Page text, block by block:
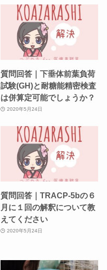
質問回答｜下垂体前葉負荷
試験(GH)と耐糖能精密検査
は併算定可能でしょうか？
2020年5月24日
質問回答｜TRACP-5bの６
月に１回の解釈について教
えてください
2020年5月24日